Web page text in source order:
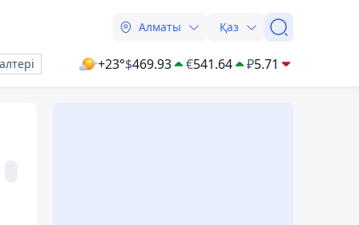
Алматы Қаз
+23°$469.93 €541.64 ₽5.71